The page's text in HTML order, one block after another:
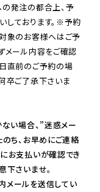
発注の都合上、予
しております。※予約
象のお客様へはご予
メール内容をご確認
直前のご予約の場
卒ご了承下さいま
ない場合、”迷惑メー
ち、お早めにご連絡
お支払いが確認でき
下さいませ。
ールを送信してい